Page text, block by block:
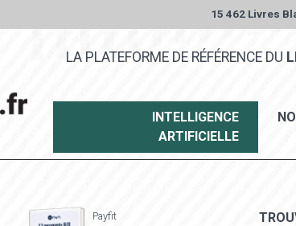
15 462 Livres
LA PLATEFORME DE RÉFÉRENCE DU
INTELLIGENCE
ARTIFICIELLE
Payfit